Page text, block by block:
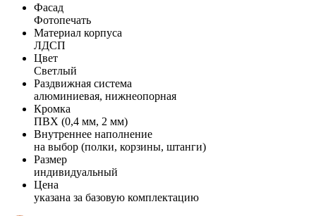
Фасад
Фотопечать
Материал корпуса
ЛДСП
Цвет
Светлый
Раздвижная система
алюминиевая, нижнеопорная
Кромка
ПВХ (0,4 мм, 2 мм)
Внутреннее наполнение
на выбор (полки, корзины, штанги)
Размер
индивидуальный
Цена
указана за базовую комплектацию